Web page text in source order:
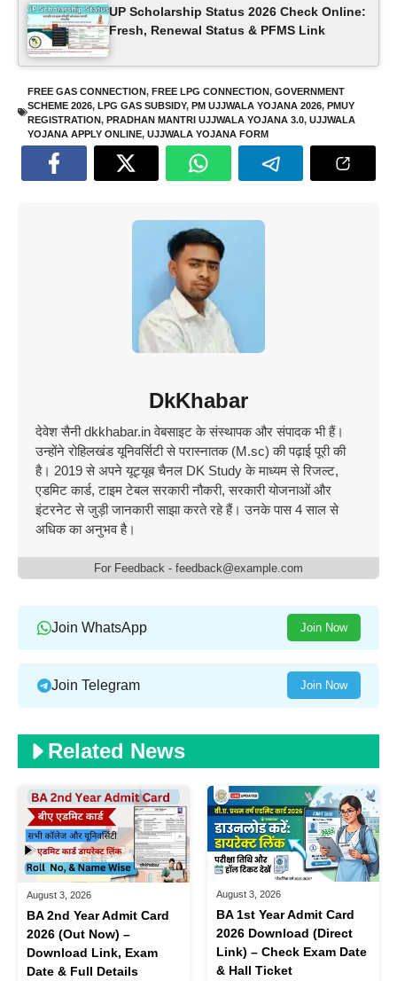
UP Scholarship Status 2026 Check Online:
Fresh, Renewal Status & PFMS Link
FREE GAS CONNECTION, FREE LPG CONNECTION, GOVERNMENT
SCHEME 2026, LPG GAS SUBSIDY, PM UJJWALA YOJANA 2026, PMUY
REGISTRATION, PRADHAN MANTRI UJJWALA YOJANA 3.0, UJJWALA
YOJANA APPLY ONLINE, UJJWALA YOJANA FORM
DkKhabar
देवेश सैनी dkkhabar.in वेबसाइट के संस्थापक और संपादक भी हैं।
उन्होंने रोहिलखंड यूनिवर्सिटी से परास्नातक (M.sc) की पढ़ाई पूरी की
है। 2019 से अपने यूट्यूब चैनल DK Study के माध्यम से रिजल्ट,
एडमिट कार्ड, टाइम टेबल सरकारी नौकरी, सरकारी योजनाओं और
इंटरनेट से जुड़ी जानकारी साझा करते रहे हैं। उनके पास 4 साल से
अधिक का अनुभव है।
For Feedback - feedback@example.com
Join WhatsApp Join Now
Join Telegram Join Now
Related News
August 3, 2026
BA 2nd Year Admit Card
2026 (Out Now) –
Download Link, Exam
Date & Full Details
August 3, 2026
BA 1st Year Admit Card
2026 Download (Direct
Link) – Check Exam Date
& Hall Ticket